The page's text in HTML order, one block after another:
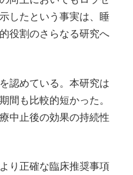
したという事実は、睡
役割のさらなる研究へ
認めている。本研究は
間も比較的短かった。
中止後の効果の持続性
り正確な臨床推奨事項